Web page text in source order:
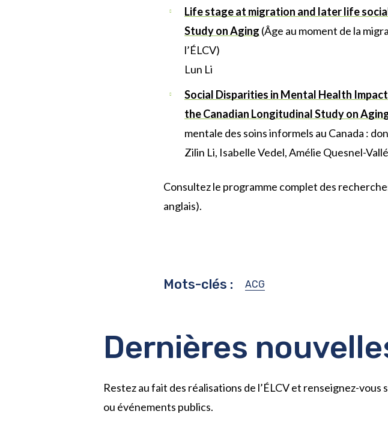
Life stage at migration and later life
Study on Aging (Âge au moment de la
l’ÉLCV)
Lun Li
Social Disparities in Mental Health
the Canadian Longitudinal Study on
mentale des soins informels au Canada :
Zilin Li, Isabelle Vedel, Amélie Quesnel-
Consultez le programme complet des
anglais).
Mots-clés : ACG
Dernières
Restez au fait des réalisations de l’ÉLCV et renseignez-vous
ou événements publics.